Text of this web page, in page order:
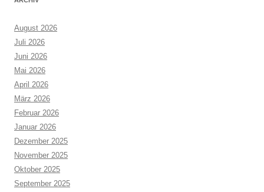
August 2026
Juli 2026
Juni 2026
Mai 2026
April 2026
März 2026
Februar 2026
Januar 2026
Dezember 2025
November 2025
Oktober 2025
September 2025